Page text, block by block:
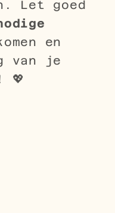
Let goed
en
van je
💖